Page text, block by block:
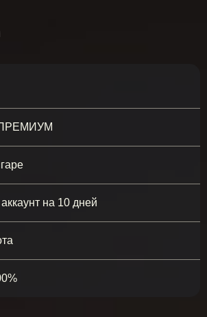
ПРЕМИУМ
на 10 дней